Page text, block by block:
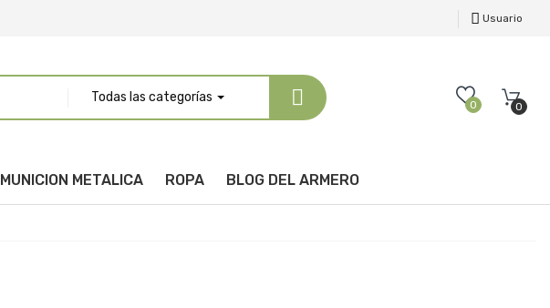
Usuario
Todas las categorías
0 0
MUNICION METALICA ROPA BLOG DEL ARMERO